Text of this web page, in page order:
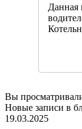
Данная
Вы
Новые записи в
19.03.2025